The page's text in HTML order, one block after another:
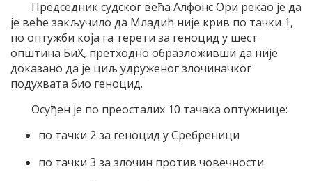
Председник судског већа Алфонс Ори рекао је да
је веће закључило да Младић није крив по тачки 1,
по оптужби која га терети за геноцид у шест
општина БиХ, претходно образложивши да није
доказано да је циљ удруженог злочиначког
подухвата био геноцид.
Осуђен је по преосталих 10 тачака оптужнице:
по тачки 2 за геноцид у Сребреници
по тачки 3 за злочин против човечности